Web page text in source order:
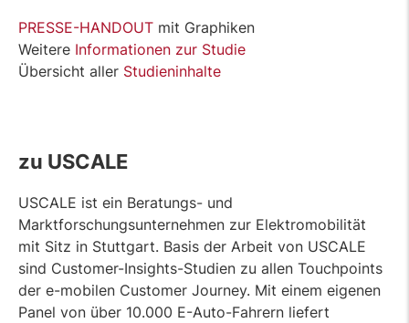
PRESSE-HANDOUT mit Graphiken
Weitere Informationen zur Studie
Übersicht aller Studieninhalte
zu USCALE
USCALE ist ein Beratungs- und
Marktforschungsunternehmen zur Elektromobilität
mit Sitz in Stuttgart. Basis der Arbeit von USCALE
sind Customer-Insights-Studien zu allen Touchpoints
der e-mobilen Customer Journey. Mit einem eigenen
Panel von über 10.000 E-Auto-Fahrern liefert